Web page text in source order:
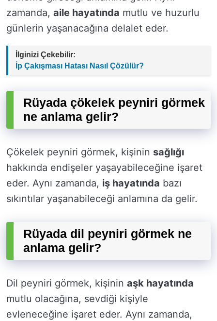
zamanda, aile hayatında mutlu ve huzurlu
günlerin yaşanacağına delalet eder.
İlginizi Çekebilir:
İp Çakışması Hatası Nasıl Çözülür?
Rüyada çökelek peyniri görmek
ne anlama gelir?
Çökelek peyniri görmek, kişinin sağlığı
hakkında endişeler yaşayabileceğine işaret
eder. Aynı zamanda, iş hayatında bazı
sıkıntılar yaşanabileceği anlamına da gelir.
Rüyada dil peyniri görmek ne
anlama gelir?
Dil peyniri görmek, kişinin aşk hayatında
mutlu olacağına, sevdiği kişiyle
evleneceğine işaret eder. Aynı zamanda,